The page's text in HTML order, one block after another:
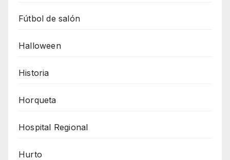
Fútbol de salón
Halloween
Historia
Horqueta
Hospital Regional
Hurto